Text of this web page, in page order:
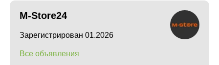
M-Store24
Зарегистрирован 01.2026
Все объявления